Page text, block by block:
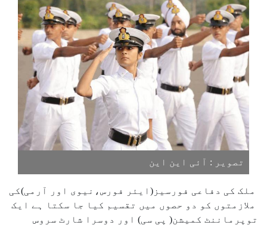
تصویر : آئی این این
ملک کی دفاعی فورسیز(ایئر فورس،نیوی اور آرمی)کی
ملازمتوں کو دو حصوں میں تقسیم کیا جا سکتا ہے ایک
توپرماننٹ کمیشن( پی سی) اور دوسرا شارٹ سروس